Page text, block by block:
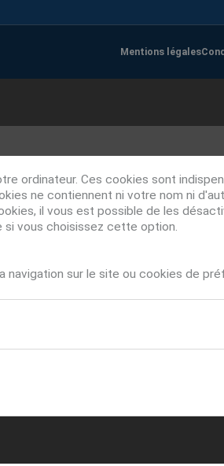
Mentions légales
ordinateur. Ces cookies sont
ne contiennent ni votre nom ni
il vous est possible de les
vous choisissez cette option.
navigation sur le site ou cookies de